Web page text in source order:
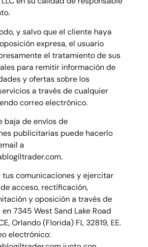
y salvo que el cliente haya
expresa, el usuario
el tratamiento de sus
para remitir información de
y ofertas sobre los
a través de cualquier
correo electrónico.
baja de envíos de
publicitarias puede hacerlo
a
tus comunicaciones y ejercitar
acceso, rectificación,
y oposición a través de
7345 West Sand Lake Road
Orlando (Florida) FL 32819, EE.
electrónico: